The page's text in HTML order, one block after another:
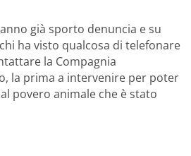
già sporto denuncia e su
ha visto qualcosa di telefonare
la Compagnia
la prima a intervenire per poter
povero animale che è stato